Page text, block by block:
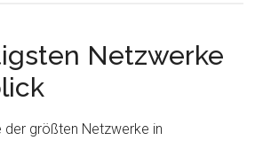
Netzwerke
der größten Netzwerke in